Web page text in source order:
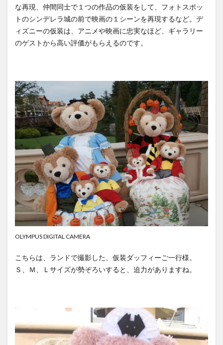
な再現、仲間同士で１つの作品の仮装をして、フォトスポッ
トのシンデレラ城の前で映画の１シーンを再現するなど。デ
ィズニーの仮装は、アニメや映画に忠実なほど、ギャラリー
のゲストから高い評価がもらえるのです。
OLYMPUS DIGITAL CAMERA
こちらは、ランドで撮影した、仮装ダッフィーご一行様。
Ｓ、Ｍ、Ｌサイズが勢ぞろいすると、迫力がありますね。